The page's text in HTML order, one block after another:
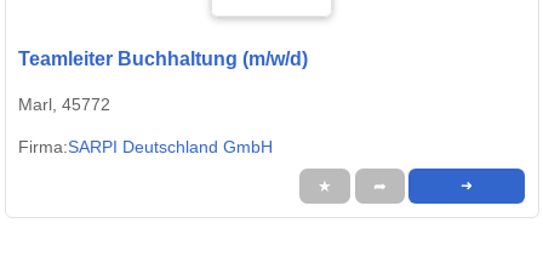
Teamleiter Buchhaltung (m/w/d)
Marl, 45772
Firma:SARPI Deutschland GmbH
★ ➦ ➜